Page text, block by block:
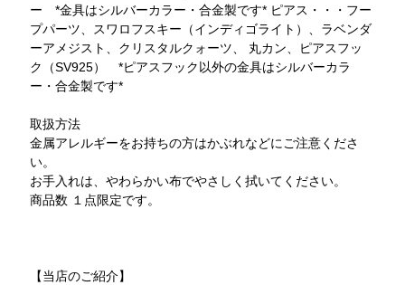
ー *金具はシルバーカラー・合金製です* ピアス・・・フー
プパーツ、スワロフスキー（インディゴライト）、ラベンダ
ーアメジスト、クリスタルクォーツ、 丸カン、ピアスフッ
ク（SV925） *ピアスフック以外の金具はシルバーカラ
ー・合金製です*
取扱方法
金属アレルギーをお持ちの方はかぶれなどにご注意くださ
い。
お手入れは、やわらかい布でやさしく拭いてください。
商品数 １点限定です。
【当店のご紹介】